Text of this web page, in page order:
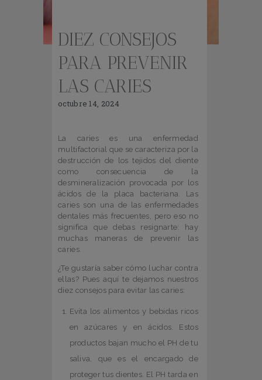
DIEZ CONSEJOS
PARA PREVENIR
LAS CARIES
octubre 14, 2024
La caries es una enfermedad
multifactorial que se caracteriza por la
destrucción de los tejidos del diente
como consecuencia de la
desmineralización provocada por los
ácidos de la placa bacteriana. Las
caries son una de las enfermedades
dentales más frecuentes, pero eso no
significa que debas resignarte: hay
muchas maneras de prevenir las
caries.
¿Te gustaría saber cómo luchar contra
ellas? Pues aquí te dejamos nuestros
diez consejos para evitar las caries:
Evita los alimentos y bebidas ricos
en azúcares y en ácidos. Estos
productos bajan mucho el PH de tu
saliva, que es el encargado de
proteger tus dientes. El PH tarda en